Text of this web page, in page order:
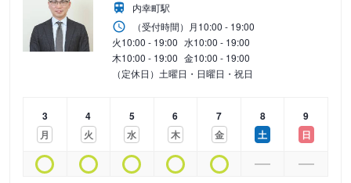
内幸町駅
（受付時間） 月10:00 - 19:00
火10:00 - 19:00 水10:00 - 19:00
木10:00 - 19:00 金10:00 - 19:00
（定休日）土曜日・日曜日・祝日
3
月
4
火
5
水
6
木
7
金
8
土
9
日